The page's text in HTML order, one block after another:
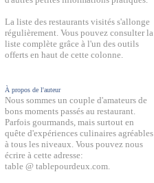
La liste des restaurants visités s'allonge
régulièrement. Vous pouvez consulter la
liste complète grâce à l'un des outils
offerts en haut de cette colonne.
À propos de l'auteur
Nous sommes un couple d'amateurs de
bons moments passés au restaurant.
Parfois gourmands, mais surtout en
quête d'expériences culinaires agréables
à tous les niveaux. Vous pouvez nous
écrire à cette adresse:
table @ tablepourdeux.com.